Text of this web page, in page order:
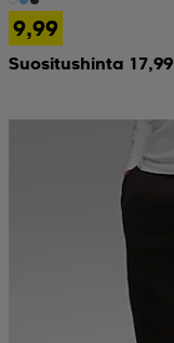
9,99
Suositushinta 17,99